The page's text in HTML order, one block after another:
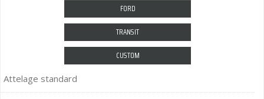
FORD
TRANSIT
CUSTOM
Attelage standard